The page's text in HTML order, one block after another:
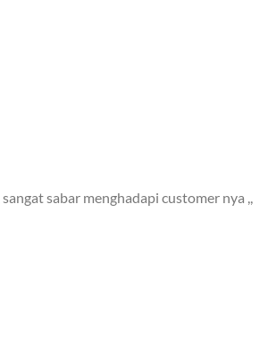
sabar menghadapi customer nya ,,